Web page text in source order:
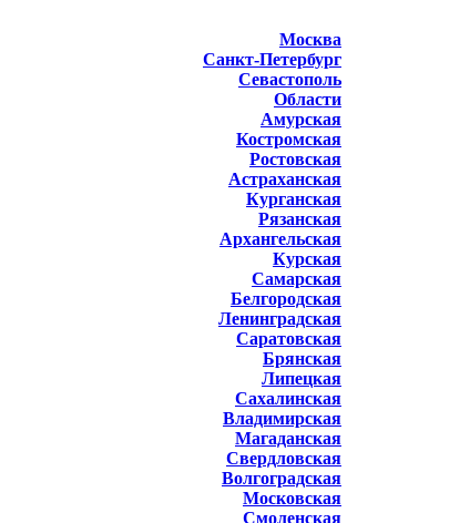
Москва
Санкт-Петербург
Севастополь
Области
Амурская
Костромская
Ростовская
Астраханская
Курганская
Рязанская
Архангельская
Курская
Самарская
Белгородская
Ленинградская
Саратовская
Брянская
Липецкая
Сахалинская
Владимирская
Магаданская
Свердловская
Волгоградская
Московская
Смоленская